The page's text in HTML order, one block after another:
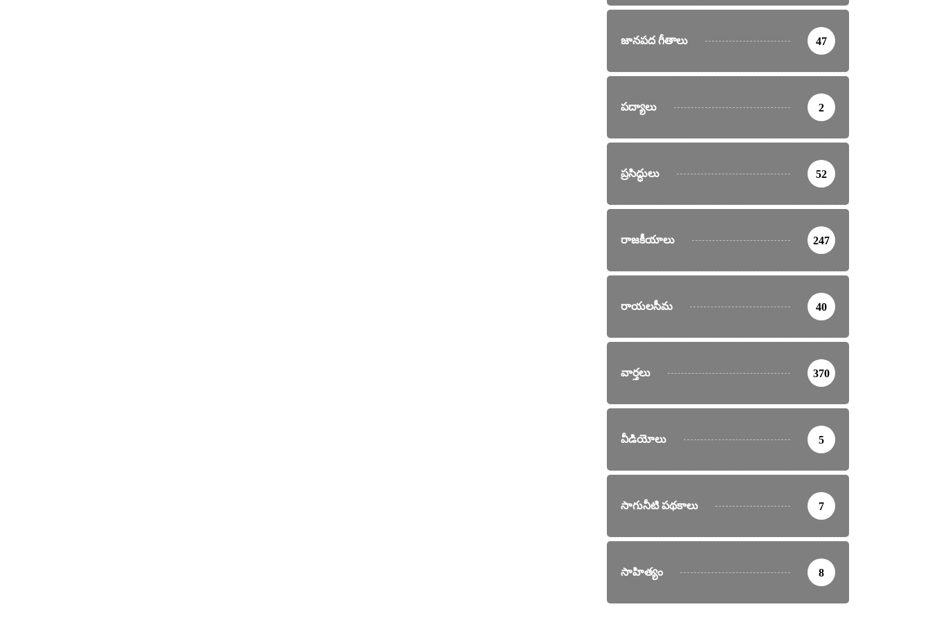
జానపద గీతాలు 47
పద్యాలు 2
ప్రసిద్ధులు 52
రాజకీయాలు 247
రాయలసీమ 40
వార్తలు 370
వీడియోలు 5
సాగునీటి పథకాలు 7
సాహిత్యం 8